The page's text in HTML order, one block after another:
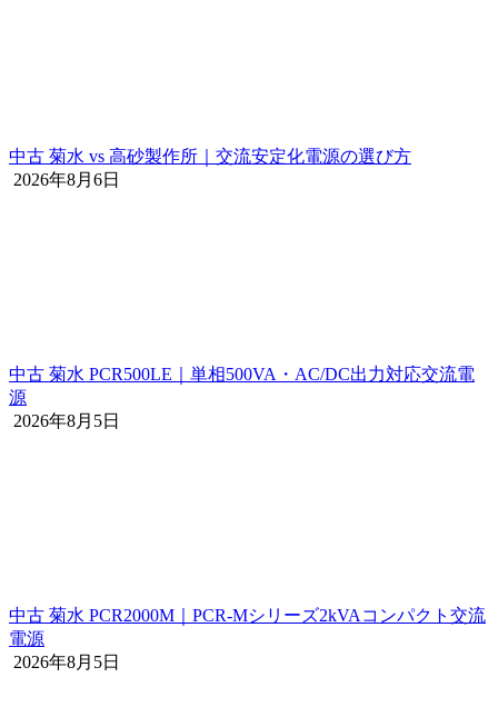
中古 菊水 vs 高砂製作所｜交流安定化電源の選び方
2026年8月6日
中古 菊水 PCR500LE｜単相500VA・AC/DC出力対応交流電
源
2026年8月5日
中古 菊水 PCR2000M｜PCR-Mシリーズ2kVAコンパクト交流
電源
2026年8月5日